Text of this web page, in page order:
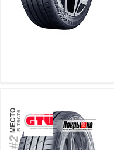
#2
МЕСТОв тесте